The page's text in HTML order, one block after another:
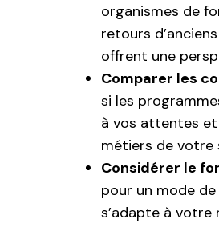
organismes de
retours
offrent une
Comparer les
si les
à vos attentes et
métiers de votre
Considérer le
pour un mode
s’adapte à votre